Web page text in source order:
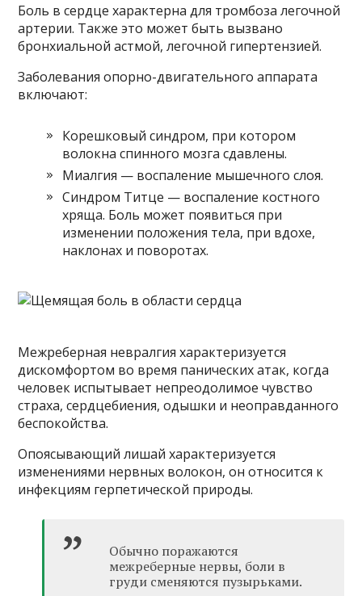
Боль в сердце характерна для тромбоза легочной
артерии. Также это может быть вызвано
бронхиальной астмой, легочной гипертензией.
Заболевания опорно-двигательного аппарата
включают:
Корешковый синдром, при котором
волокна спинного мозга сдавлены.
Миалгия — воспаление мышечного слоя.
Синдром Титце — воспаление костного
хряща. Боль может появиться при
изменении положения тела, при вдохе,
наклонах и поворотах.
Межреберная невралгия характеризуется
дискомфортом во время панических атак, когда
человек испытывает непреодолимое чувство
страха, сердцебиения, одышки и неоправданного
беспокойства.
Опоясывающий лишай характеризуется
изменениями нервных волокон, он относится к
инфекциям герпетической природы.
Обычно поражаются
межреберные нервы, боли в
груди сменяются пузырьками.